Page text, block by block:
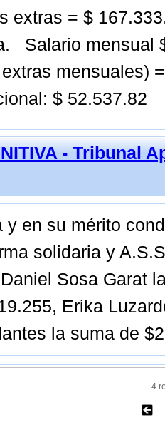
extras = $
Salario mensual
mensuales)
$ 52.537.82
- Tribunal
y en su mérito
solidaria y
Sosa Garat
Erika
la suma de
4